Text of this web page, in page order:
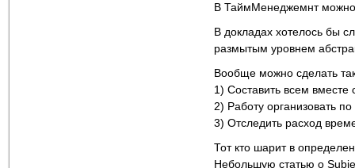
В ТаймМенеджемнт можно
В докладах хотелось бы
размытым уровнем
Вообще можно сделать
1) Составить всем вместе
2) Работу организовать
3) Отследить расход
Тот кто шарит в
Небольшую статью о